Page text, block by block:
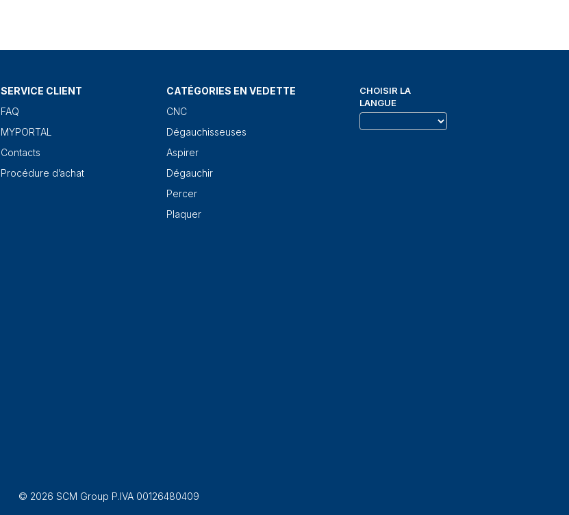
SERVICE CLIENT
FAQ
MYPORTAL
Contacts
Procédure d’achat
CATÉGORIES EN VEDETTE
CNC
Dégauchisseuses
Aspirer
Dégauchir
Percer
Plaquer
CHOISIR LA
LANGUE
© 2026 SCM Group P.IVA 00126480409